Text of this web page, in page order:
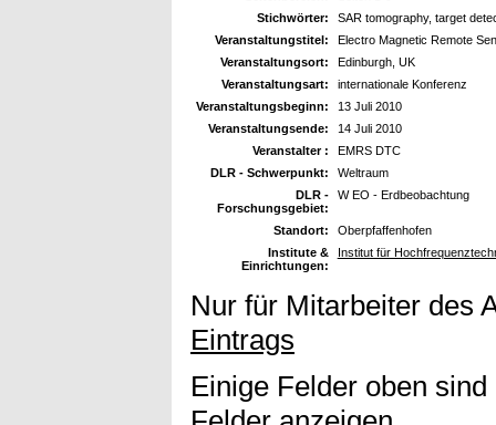
Stichwörter:
SAR tomography, target
Veranstaltungstitel:
Electro Magnetic Remote
Veranstaltungsort:
Edinburgh, UK
Veranstaltungsart:
internationale Konferenz
Veranstaltungsbeginn:
13 Juli 2010
Veranstaltungsende:
14 Juli 2010
Veranstalter :
EMRS DTC
DLR - Schwerpunkt:
Weltraum
DLR -
Forschungsgebiet:
W EO - Erdbeobachtung
Standort:
Oberpfaffenhofen
Institute &
Einrichtungen:
Institut für
Nur für Mitarbeiter des
Eintrags
Einige Felder oben